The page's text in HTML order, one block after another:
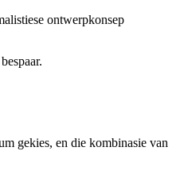
ontwerpkonsep
gekies, en die kombinasie van